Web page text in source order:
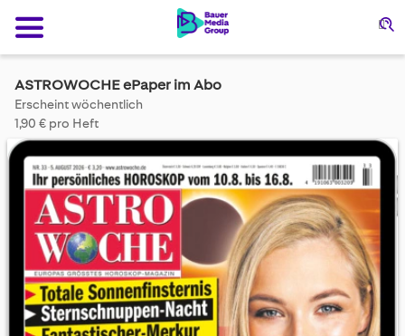
ASTROWOCHE ePaper im Abo
Erscheint wöchentlich
1,90 € pro Heft
Skip
images
gallery